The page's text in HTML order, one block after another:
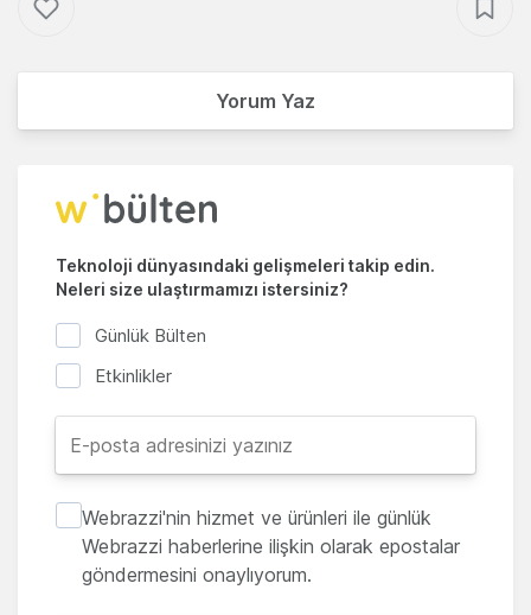
Yorum Yaz
Teknoloji dünyasındaki gelişmeleri takip edin.
Neleri size ulaştırmamızı istersiniz?
Günlük Bülten
Etkinlikler
Webrazzi'nin hizmet ve ürünleri ile günlük
Webrazzi haberlerine ilişkin olarak epostalar
göndermesini onaylıyorum.